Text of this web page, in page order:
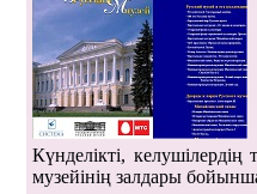
Күнделікті,
музейінің залдары